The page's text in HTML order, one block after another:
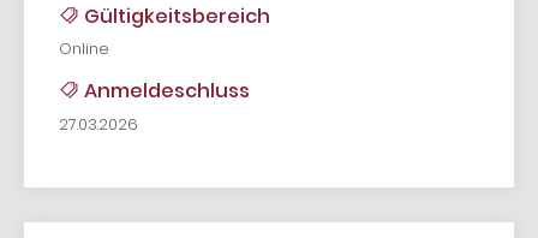
Gültigkeitsbereich
Online
Anmeldeschluss
27.03.2026